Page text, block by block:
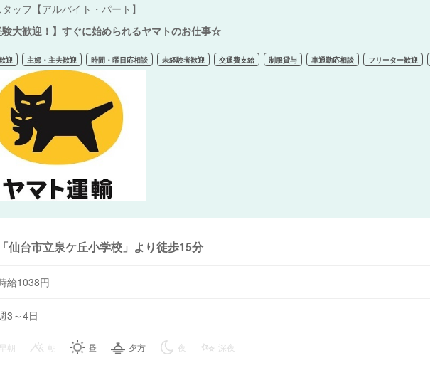
ッフ【アルバイト・パート】
大歓迎！】すぐに始められるヤマトのお仕事☆
迎 主婦・主夫歓迎 時間・曜日応相談 未経験者歓迎 交通費支給 制服貸与 車通勤応相談 フリーター歓迎
仙台市立泉ケ丘小学校」より徒歩15分
給1038円
3～4日
朝 朝 昼 夕方 夜 深夜